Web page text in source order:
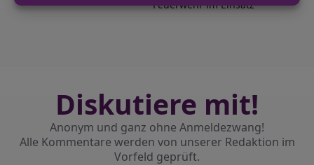
Feuerwehr im Einsatz
Diskutiere mit!
Anonym und ganz ohne Anmeldezwang!
Alle Kommentare werden von unserer Redaktion im
Vorfeld geprüft.